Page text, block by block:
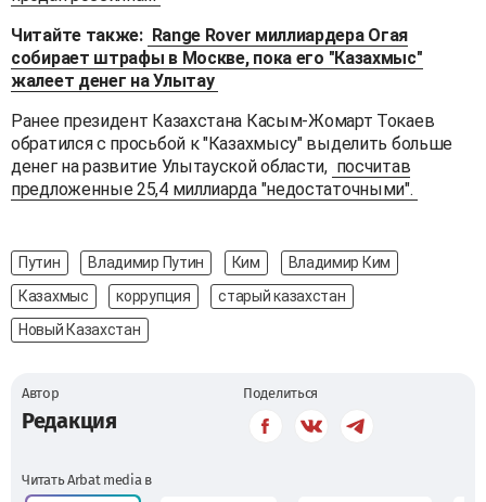
Читайте также: Range Rover миллиардера Огая
собирает штрафы в Москве, пока его "Казахмыс"
жалеет денег на Улытау
Ранее президент Казахстана Касым-Жомарт Токаев
обратился с просьбой к "Казахмысу" выделить больше
денег на развитие Улытауской области, посчитав
предложенные 25,4 миллиарда "недостаточными".
Путин Владимир Путин Ким
Владимир Ким
Казахмыс
коррупция
старый казахстан
Новый Казахстан
Автор
Редакция
Поделиться
Читать Arbat media в